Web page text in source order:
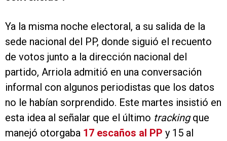
Ya la misma noche electoral, a su salida de la
sede nacional del PP, donde siguió el recuento
de votos junto a la dirección nacional del
partido, Arriola admitió en una conversación
informal con algunos periodistas que los datos
no le habían sorprendido. Este martes insistió en
esta idea al señalar que el último trackingque
manejó otorgaba 17 escaños al PP y 15 al